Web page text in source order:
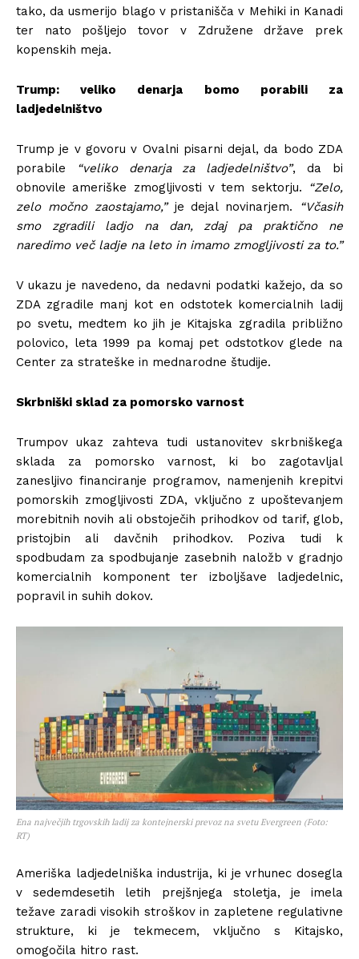
tako, da usmerijo blago v pristanišča v Mehiki in Kanadi
ter nato pošljejo tovor v Združene države prek
kopenskih meja.
Trump: veliko denarja bomo porabili za
ladjedelništvo
Trump je v govoru v Ovalni pisarni dejal, da bodo ZDA
porabile “veliko denarja za ladjedelništvo”, da bi
obnovile ameriške zmogljivosti v tem sektorju.
“Zelo,
zelo močno zaostajamo,”je dejal novinarjem.
“Včasih
smo zgradili ladjo na dan, zdaj pa praktično ne
naredimo več ladje na leto in imamo zmogljivosti za to.”
V ukazu je navedeno, da nedavni podatki kažejo, da so
ZDA zgradile manj kot en odstotek komercialnih ladij
po svetu, medtem ko jih je Kitajska zgradila približno
polovico, leta 1999 pa komaj pet odstotkov glede na
Center za strateške in mednarodne študije.
Skrbniški sklad za pomorsko varnost
Trumpov ukaz zahteva tudi ustanovitev skrbniškega
sklada za pomorsko varnost, ki bo zagotavljal
zanesljivo financiranje programov, namenjenih krepitvi
pomorskih zmogljivosti ZDA, vključno z upoštevanjem
morebitnih novih ali obstoječih prihodkov od tarif, glob,
pristojbin ali davčnih prihodkov. Poziva tudi k
spodbudam za spodbujanje zasebnih naložb v gradnjo
komercialnih komponent ter izboljšave ladjedelnic,
popravil in suhih dokov.
Ena največjih trgovskih ladij za kontejnerski prevoz na svetu Evergreen (Foto:
RT)
Ameriška ladjedelniška industrija, ki je vrhunec dosegla
v sedemdesetih letih prejšnjega stoletja, je imela
težave zaradi visokih stroškov in zapletene regulativne
strukture, ki je tekmecem, vključno s Kitajsko,
omogočila hitro rast.